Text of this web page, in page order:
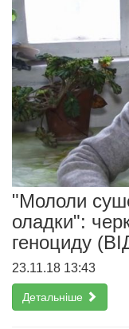
"Мололи
оладки":
геноциду
23.11.18 13:43
Детальніше